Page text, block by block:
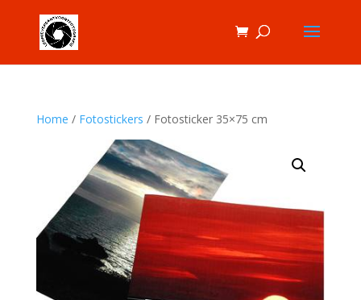
Home / Fotostickers / Fotosticker 35×75 cm